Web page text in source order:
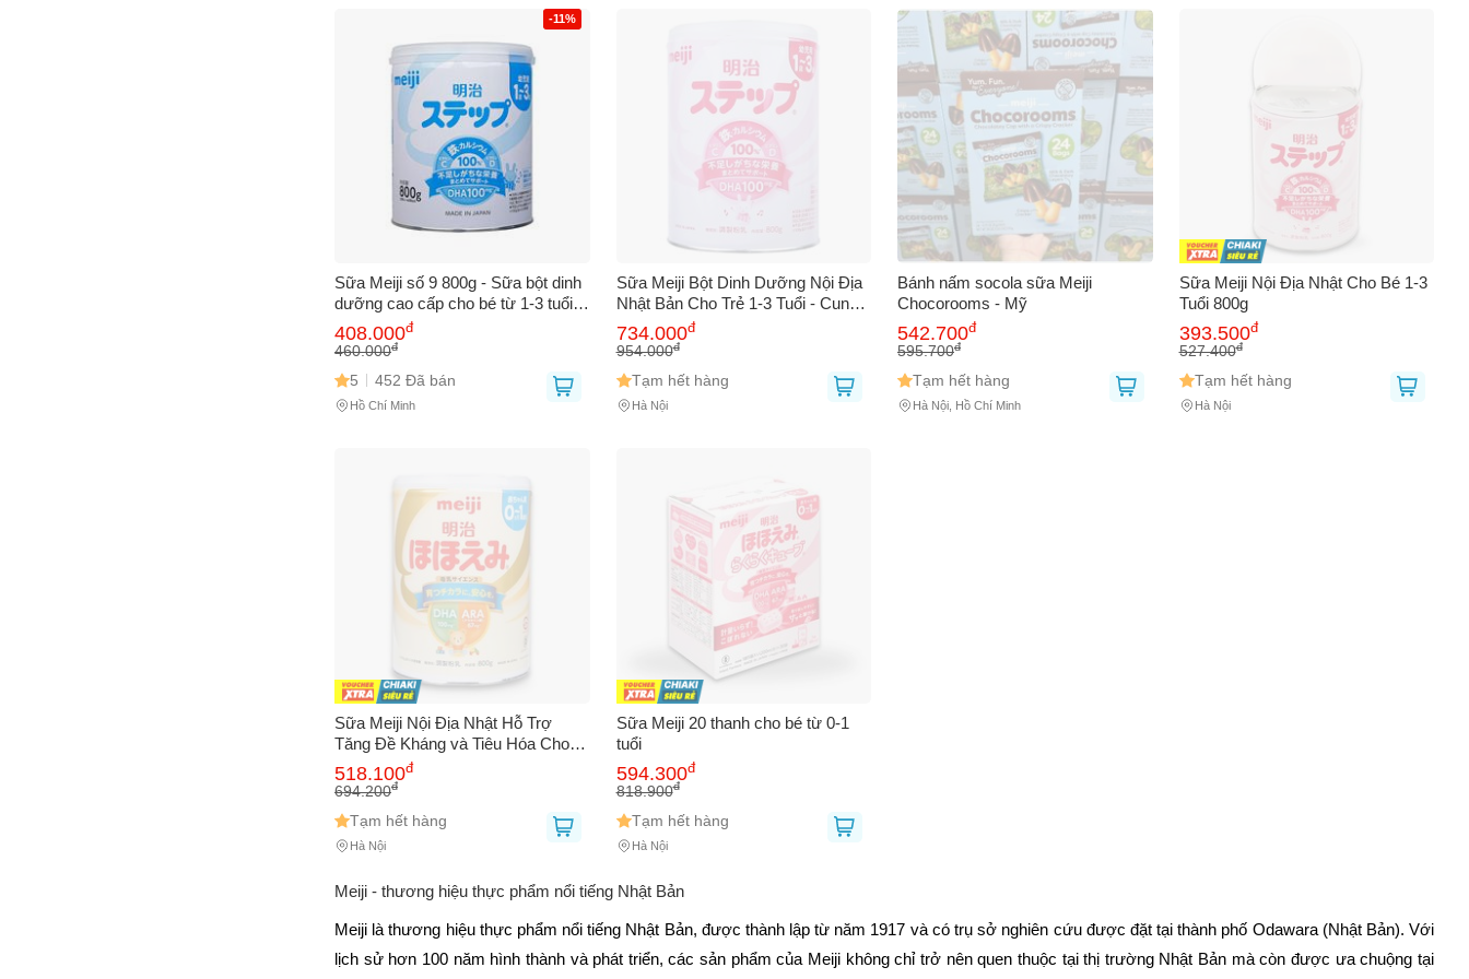
-11%
Sữa Meiji số 9 800g - Sữa bột dinh
dưỡng cao cấp cho bé từ 1-3 tuổi -
Hỗ trợ phát triển trí não và chiều
cao, tăng sức đề kháng.
408.000đ
460.000đ
5 452 Đã bán
Hồ Chí Minh
Sữa Meiji Bột Dinh Dưỡng Nội Địa
Nhật Bản Cho Trẻ 1-3 Tuổi - Cung
Cấp DHA, Canxi, Vitamin Cần Thiết
500g
734.000đ
954.000đ
Tạm hết hàng
Hà Nội
Bánh nấm socola sữa Meiji
Chocorooms - Mỹ
542.700đ
595.700đ
Tạm hết hàng
Hà Nội, Hồ Chí Minh
Sữa Meiji Nội Địa Nhật Cho Bé 1-3
Tuổi 800g
393.500đ
527.400đ
Tạm hết hàng
Hà Nội
Sữa Meiji Nội Địa Nhật Hỗ Trợ
Tăng Đề Kháng và Tiêu Hóa Cho
Trẻ 800g
518.100đ
694.200đ
Tạm hết hàng
Hà Nội
Sữa Meiji 20 thanh cho bé từ 0-1
tuổi
594.300đ
818.900đ
Tạm hết hàng
Hà Nội
Meiji - thương hiệu thực phẩm nổi tiếng Nhật Bản
Meiji là thương hiệu thực phẩm nổi tiếng Nhật Bản, được thành lập từ năm 1917 và có trụ sở nghiên cứu được đặt tại thành phố Odawara (Nhật Bản). Với
lịch sử hơn 100 năm hình thành và phát triển, các sản phẩm của Meiji không chỉ trở nên quen thuộc tại thị trường Nhật Bản mà còn được ưa chuộng tại
Cách sử dụng:
Sao chép mã giảm giá phía trên.
Truy cập trang thanh toán và sử dụng
mã.
TẢi APP CHIAKI NGAY
LẤY MÃ NGAY
LẤY MÃ NGAY